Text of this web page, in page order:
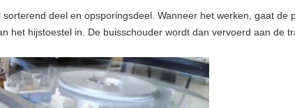
deel en opsporingsdeel. Wanneer het werken, gaat de
het hijstoestel in. De buisschouder wordt dan vervoerd aan de